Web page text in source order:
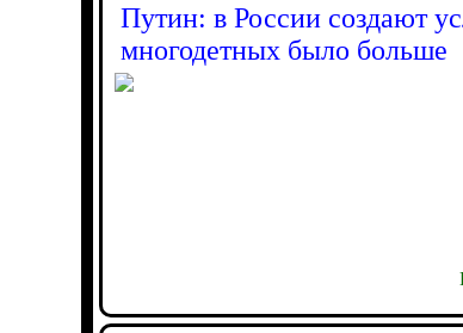
Путин: в России создают
многодетных было больше